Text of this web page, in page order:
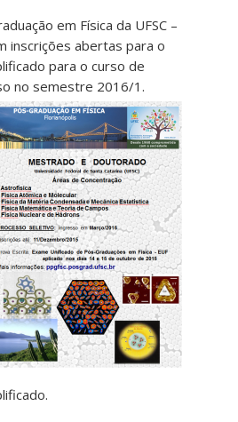
em Física da UFSC –
inscrições abertas para o
para o curso de
no semestre 2016/1.